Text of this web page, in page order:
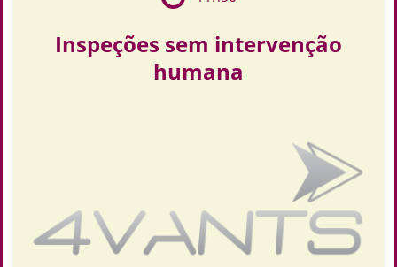
Inspeções sem intervenção
humana